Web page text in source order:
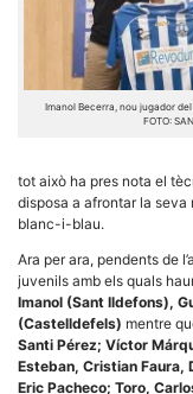
Imanol Becerra, nou jugador
FOTO:
tot això ha pres nota el
disposa a afrontar la
blanc-i-blau.
Ara per ara, pendents de
juvenils amb els quals
Imanol (Sant Ildefons),
(Castelldefels) mentre
Santi Pérez; Víctor
Esteban, Cristian Faura,
Eric Pacheco; Toro,